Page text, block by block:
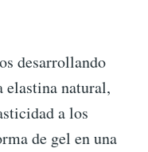
desarrollando
elastina natural,
a los
de gel en una